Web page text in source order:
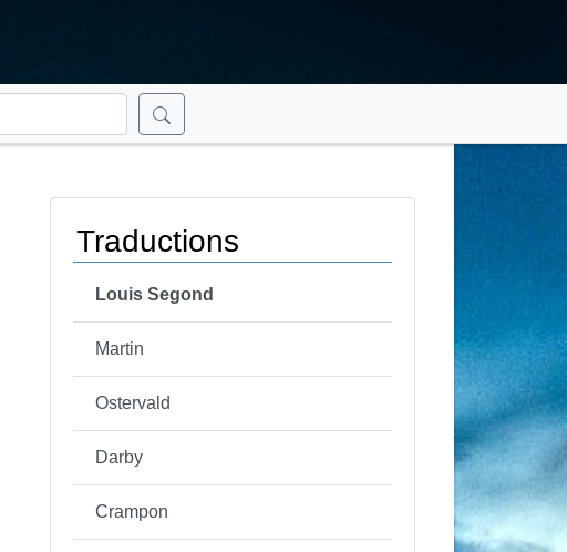
Traductions
Louis Segond
Martin
Ostervald
Darby
Crampon